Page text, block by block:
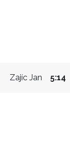
Zajíc Jan 5:14